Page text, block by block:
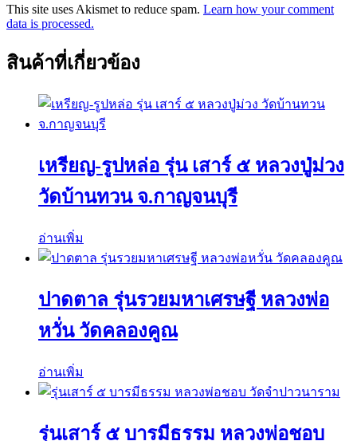
This site uses Akismet to reduce spam. Learn how your comment
data is processed.
สินค้าที่เกี่ยวข้อง
เหรียญ-รูปหล่อ รุ่น เสาร์ ๕ หลวงปู่ม่วง
วัดบ้านทวน จ.กาญจนบุรี
อ่านเพิ่ม
ปาดตาล รุ่นรวยมหาเศรษฐี หลวงพ่อ
หวั่น วัดคลองคูณ
อ่านเพิ่ม
รุ่นเสาร์ ๕ บารมีธรรม หลวงพ่อชอบ